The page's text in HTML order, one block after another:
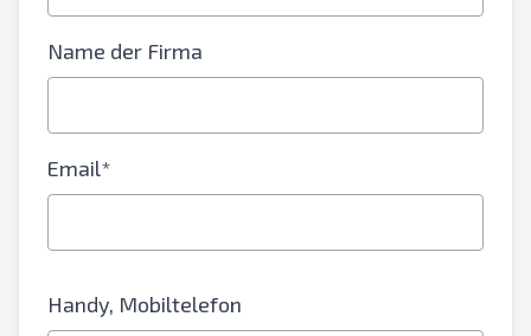
Name der Firma
Email*
Handy, Mobiltelefon